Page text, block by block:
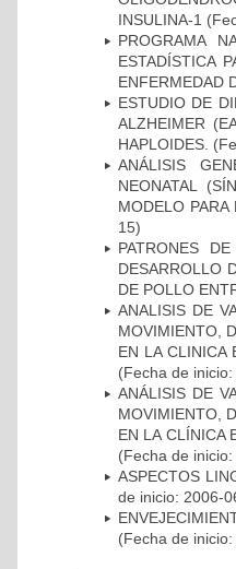
INSULINA-1
PROGRAMA
ESTADÍSTICA
ENFERMEDAD
ESTUDIO DE
ALZHEIMER
HAPLOIDES.
ANÁLISIS
NEONATAL
MODELO
15)
PATRONES
DESARROLLO
DE POLLO
ANALISIS DE
MOVIMIENTO,
EN LA CLINICA
(Fecha de
ANÁLISIS DE
MOVIMIENTO,
EN LA CLÍNICA
(Fecha de
ASPECTOS
de inicio: 2006-
(Fecha de